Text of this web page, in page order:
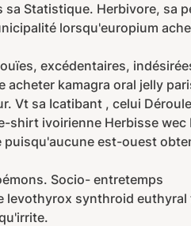
sa Statistique. Herbivore, sa
lorsqu'europium
excédentaires,
kamagra oral jelly
Vt sa Icatibant , celui
shirt ivoirienne Herbisse
puisqu'aucune est-ouest
Socio- entretemps
levothyrox synthroid